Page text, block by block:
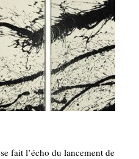
se fait l’écho du lancement de